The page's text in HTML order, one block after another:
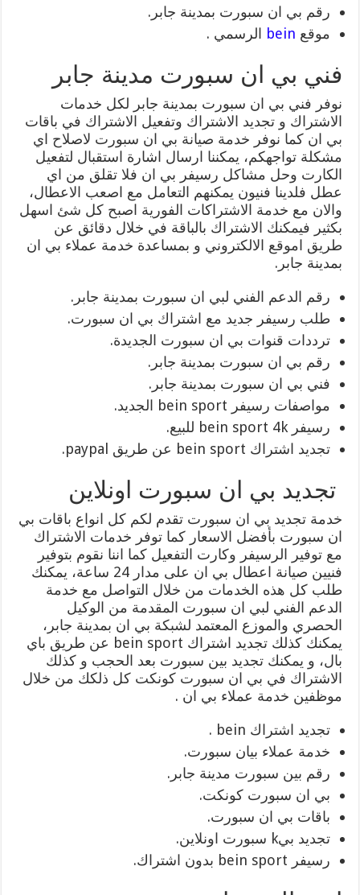
رقم بي ان سبورت بمدينة جابر.
موقع bein الرسمي .
فني بي ان سبورت مدينة جابر
نوفر فني بي ان سبورت بمدينة جابر لكل خدمات
الاشتراك و تجديد الاشتراك وتفعيل الاشتراك في باقات
بي ان كما نوفر خدمة صيانة بي ان سبورت لاصلاح اي
مشكلة تواجهكم، يمكننا ارسال اشارة استقبال لتفعيل
الكارت وحل مشاكل رسيفر بي ان فلا تقلق من اي
عطل فلدينا فنيون يمكنهم التعامل مع اصعب الاعطال،
والان مع خدمة الاشتراكات الفورية اصبح كل شئ اسهل
بكثير فيمكنك الاشتراك بالباقة في خلال دقائق عن
طريق اموقع الالكتروني و بمساعدة خدمة عملاء بي ان
بمدينة جابر.
رقم الدعم الفني لبي ان سبورت بمدينة جابر.
طلب رسيفر جديد مع اشتراك بي ان سبورت.
ترددات قنوات بي ان سبورت الجديدة.
رقم بي ان سبورت بمدينة جابر.
فني بي ان سبورت بمدينة جابر.
مواصفات رسيفر bein sport الجديد.
رسيفر bein sport 4k للبيع.
تجديد اشتراك bein sport عن طريق paypal.
تجديد بي ان سبورت اونلاين
خدمة تجديد بي ان سبورت تقدم لكم كل انواع باقات بي
ان سبورت بأفضل الاسعار كما توفر خدمات الاشتراك
مع توفير الرسيفر وكارت التفعيل كما اننا نقوم بتوفير
فنيين صيانة اعطال بي ان على مدار 24 ساعة، يمكنك
طلب كل هذه الخدمات من خلال التواصل مع خدمة
الدعم الفني لبي ان سبورت المقدمة من الوكيل
الحصري والموزع المعتمد لشبكة بي ان بمدينة جابر،
يمكنك كذلك تجديد اشتراك bein sport عن طريق باي
بال، و يمكنك تجديد بين سبورت بعد الحجب و كذلك
الاشتراك في بي ان سبورت كونكت كل ذلكك من خلال
موظفين خدمة عملاء بي ان .
تجديد اشتراك bein .
خدمة عملاء بيان سبورت.
رقم بين سبورت مدينة جابر.
بي ان سبورت كونكت.
باقات بي ان سبورت.
تجديد بيk سبورت اونلاين.
رسيفر bein sport بدون اشتراك.